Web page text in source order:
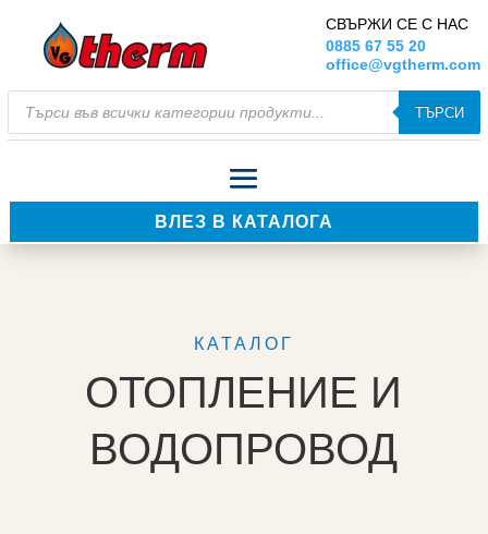
СВЪРЖИ СЕ С НАС
0885 67 55 20
office@vgtherm.com
Products
search
ТЪРСИ
ВЛЕЗ В КАТАЛОГА
КАТАЛОГ
ОТОПЛЕНИЕ И
ВОДОПРОВОД